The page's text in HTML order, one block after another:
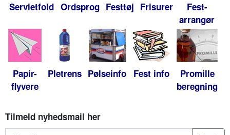
Servietfold Ordsprog Festtøj Frisurer
Fest-
arrangør
Papir-
flyvere
Pletrens Pølseinfo Fest info
Promille
beregning
Tilmeld nyhedsmail her